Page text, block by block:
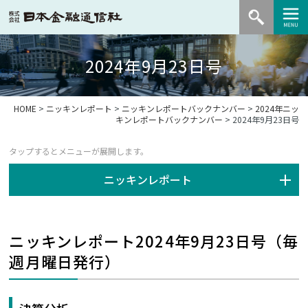
2024年9月23日号
HOME > ニッキンレポート > ニッキンレポートバックナンバー > 2024年ニッ
キンレポートバックナンバー > 2024年9月23日号
ニッキンレポート
ニッキンレポート2024年9月23日号（毎
週月曜日発行）